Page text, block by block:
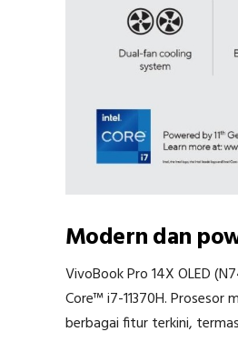
Modern dan
VivoBook Pro 14X OLED
Core™ i7-11370H.
berbagai fitur terkini,